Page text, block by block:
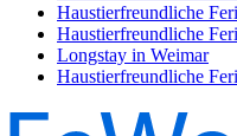
Haustierfreundliche
Haustierfreundliche
Longstay in Weimar
Haustierfreundliche